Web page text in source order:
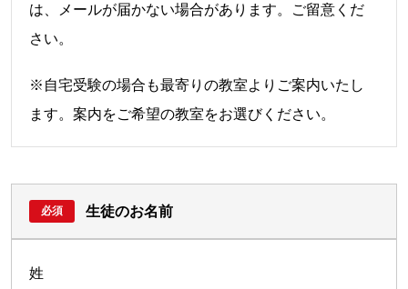
は、メールが届かない場合があります。ご留意くだ
さい。
※自宅受験の場合も最寄りの教室よりご案内いたし
ます。案内をご希望の教室をお選びください。
生徒のお名前
姓